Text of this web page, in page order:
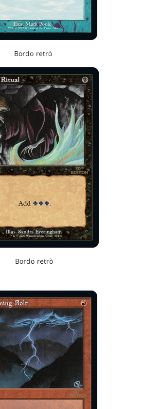
Bordo retrò
Bordo retrò